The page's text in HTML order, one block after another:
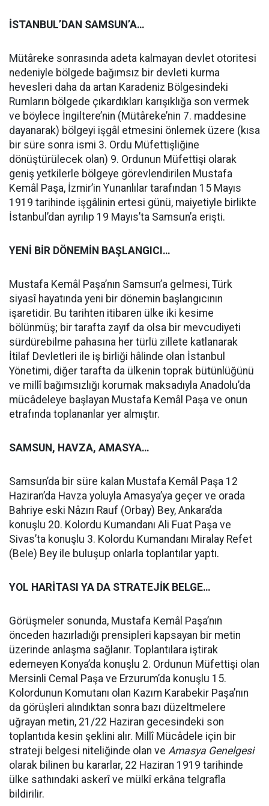
İSTANBUL’DAN SAMSUN’A…
Mütâreke sonrasında adeta kalmayan devlet otoritesi
nedeniyle bölgede bağımsız bir devleti kurma
hevesleri daha da artan Karadeniz Bölgesindeki
Rumların bölgede çıkardıkları karışıklığa son vermek
ve böylece İngiltere’nin (Mütâreke’nin 7. maddesine
dayanarak) bölgeyi işgâl etmesini önlemek üzere (kısa
bir süre sonra ismi 3. Ordu Müfettişliğine
dönüştürülecek olan) 9. Ordunun Müfettişi olarak
geniş yetkilerle bölgeye görevlendirilen Mustafa
Kemâl Paşa, İzmir’in Yunanlılar tarafından 15 Mayıs
1919 tarihinde işgâlinin ertesi günü, maiyetiyle birlikte
İstanbul’dan ayrılıp 19 Mayıs’ta Samsun’a erişti.
YENİ BİR DÖNEMİN BAŞLANGICI…
Mustafa Kemâl Paşa’nın Samsun’a gelmesi, Türk
siyasî hayatında yeni bir dönemin başlangıcının
işaretidir. Bu tarihten itibaren ülke iki kesime
bölünmüş; bir tarafta zayıf da olsa bir mevcudiyeti
sürdürebilme pahasına her türlü zillete katlanarak
İtilaf Devletleri ile iş birliği hâlinde olan İstanbul
Yönetimi, diğer tarafta da ülkenin toprak bütünlüğünü
ve millî bağımsızlığı korumak maksadıyla Anadolu’da
mücâdeleye başlayan Mustafa Kemâl Paşa ve onun
etrafında toplananlar yer almıştır.
SAMSUN, HAVZA, AMASYA…
Samsun’da bir süre kalan Mustafa Kemâl Paşa 12
Haziran’da Havza yoluyla Amasya’ya geçer ve orada
Bahriye eski Nâzırı Rauf (Orbay) Bey, Ankara’da
konuşlu 20. Kolordu Kumandanı Ali Fuat Paşa ve
Sivas’ta konuşlu 3. Kolordu Kumandanı Miralay Refet
(Bele) Bey ile buluşup onlarla toplantılar yaptı.
YOL HARİTASI YA DA STRATEJİK BELGE…
Görüşmeler sonunda, Mustafa Kemâl Paşa’nın
önceden hazırladığı prensipleri kapsayan bir metin
üzerinde anlaşma sağlanır. Toplantılara iştirak
edemeyen Konya’da konuşlu 2. Ordunun Müfettişi olan
Mersinli Cemal Paşa ve Erzurum’da konuşlu 15.
Kolordunun Komutanı olan Kazım Karabekir Paşa’nın
da görüşleri alındıktan sonra bazı düzeltmelere
uğrayan metin, 21/22 Haziran gecesindeki son
toplantıda kesin şeklini alır. Millî Mücâdele için bir
strateji belgesi niteliğinde olan ve Amasya Genelgesi
olarak bilinen bu kararlar, 22 Haziran 1919 tarihinde
ülke sathındaki askerî ve mülkî erkâna telgrafla
bildirilir.